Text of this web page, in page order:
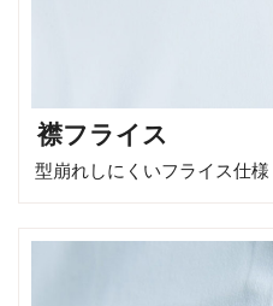
襟フライス
型崩れしにくいフライス仕様